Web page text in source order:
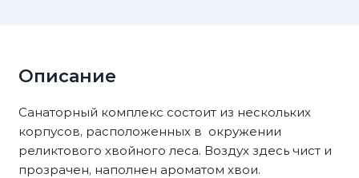
Описание
Санаторный комплекс состоит из нескольких
корпусов, расположенных в окружении
реликтового хвойного леса. Воздух здесь чист и
прозрачен, наполнен ароматом хвои.